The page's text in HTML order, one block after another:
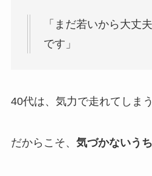
「まだ若いから大丈
です」
40代は、気力で走れてしま
だからこそ、 気づかないう